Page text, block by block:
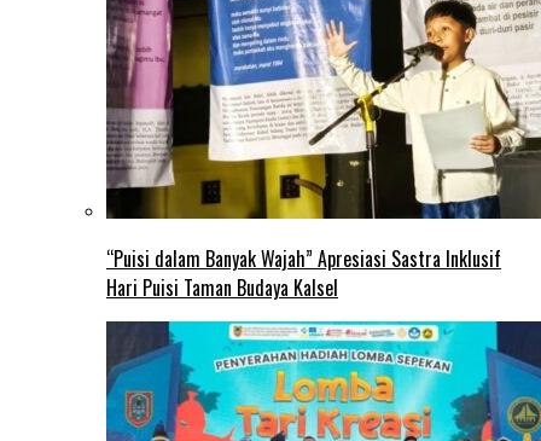
“Puisi dalam Banyak Wajah” Apresiasi Sastra Inklusif
Hari Puisi Taman Budaya Kalsel